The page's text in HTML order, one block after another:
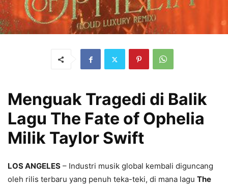
Menguak Tragedi di Balik
Lagu The Fate of Ophelia
Milik Taylor Swift
LOS ANGELES – Industri musik global kembali diguncang
oleh rilis terbaru yang penuh teka-teki, di mana lagu The